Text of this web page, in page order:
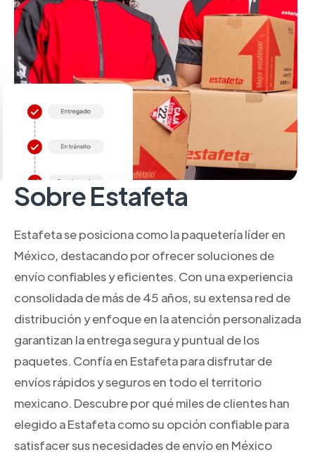
Sobre Estafeta
Estafeta se posiciona como la paquetería líder en
México, destacando por ofrecer soluciones de
envío confiables y eficientes. Con una experiencia
consolidada de más de 45 años, su extensa red de
distribución y enfoque en la atención personalizada
garantizan la entrega segura y puntual de los
paquetes. Confía en Estafeta para disfrutar de
envíos rápidos y seguros en todo el territorio
mexicano. Descubre por qué miles de clientes han
elegido a Estafeta como su opción confiable para
satisfacer sus necesidades de envío en México